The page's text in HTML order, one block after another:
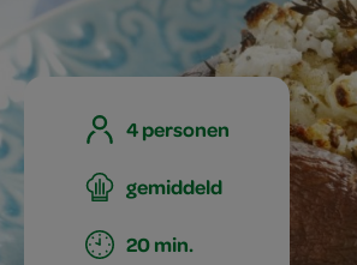
4 personen
gemiddeld
20 min.